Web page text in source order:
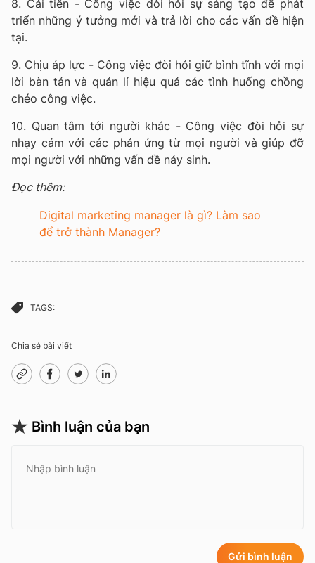
8. Cải tiến - Công việc đòi hỏi sự sáng tạo để phát
triển những ý tưởng mới và trả lời cho các vấn đề hiện
tại.
9. Chịu áp lực - Công việc đòi hỏi giữ bình tĩnh với mọi
lời bàn tán và quản lí hiệu quả các tình huống chồng
chéo công việc.
10. Quan tâm tới người khác - Công việc đòi hỏi sự
nhạy cảm với các phản ứng từ mọi người và giúp đỡ
mọi người với những vấn đề nảy sinh.
Đọc thêm:
Digital marketing manager là gì? Làm sao
để trở thành Manager?
TAGS:
Chia sẻ bài viết
Bình luận của bạn
Gửi bình luận